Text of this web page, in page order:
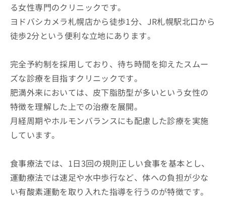
る女性専門のクリニックです。
ヨドバシカメラ札幌店から徒歩1分、JR札幌駅北口から
徒歩2分という便利な立地にあります。
完全予約制を採用しており、待ち時間を抑えたスムー
ズな診療を目指すクリニックです。
肥満外来においては、皮下脂肪型が多いという女性の
特徴を理解した上での治療を展開。
月経周期やホルモンバランスにも配慮した診療を実施
しています。
食事療法では、1日3回の規則正しい食事を基本とし、
運動療法では速足や水中歩行など、体への負担が少な
い有酸素運動を取り入れた指導を行うのが特徴です。